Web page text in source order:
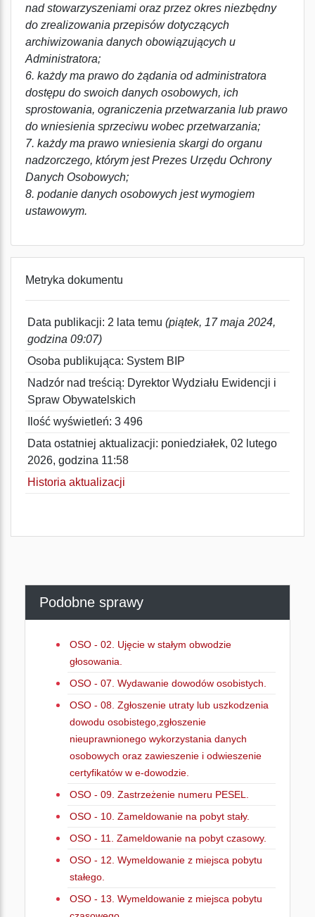
nad stowarzyszeniami oraz przez okres niezbędny
do zrealizowania przepisów dotyczących
archiwizowania danych obowiązujących u
Administratora;
6. każdy ma prawo do żądania od administratora
dostępu do swoich danych osobowych, ich
sprostowania, ograniczenia przetwarzania lub prawo
do wniesienia sprzeciwu wobec przetwarzania;
7. każdy ma prawo wniesienia skargi do organu
nadzorczego, którym jest Prezes Urzędu Ochrony
Danych Osobowych;
8. podanie danych osobowych jest wymogiem
ustawowym.
Metryka dokumentu
Data publikacji: 2 lata temu (piątek, 17 maja 2024,
godzina 09:07)
Osoba publikująca: System BIP
Nadzór nad treścią: Dyrektor Wydziału Ewidencji i
Spraw Obywatelskich
Ilość wyświetleń: 3 496
Data ostatniej aktualizacji: poniedziałek, 02 lutego
2026, godzina 11:58
Historia aktualizacji
Podobne sprawy
OSO - 02. Ujęcie w stałym obwodzie
głosowania.
OSO - 07. Wydawanie dowodów osobistych.
OSO - 08. Zgłoszenie utraty lub uszkodzenia
dowodu osobistego,zgłoszenie
nieuprawnionego wykorzystania danych
osobowych oraz zawieszenie i odwieszenie
certyfikatów w e-dowodzie.
OSO - 09. Zastrzeżenie numeru PESEL.
OSO - 10. Zameldowanie na pobyt stały.
OSO - 11. Zameldowanie na pobyt czasowy.
OSO - 12. Wymeldowanie z miejsca pobytu
stałego.
OSO - 13. Wymeldowanie z miejsca pobytu